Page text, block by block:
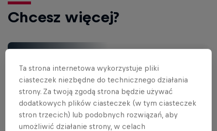
Chcesz więcej?
Zobacz najlepsze materiały rowerowe ze świata
Red Bulla, sprawdź poradniki, wywiady, filmy oraz
nie …
Ta strona internetowa wykorzystuje pliki
ciasteczek niezbędne do technicznego działania
strony. Za twoją zgodą strona będzie używać
dodatkowych plików ciasteczek (w tym ciasteczek
stron trzecich) lub podobnych rozwiązań, aby
umożliwić działanie strony, w celach